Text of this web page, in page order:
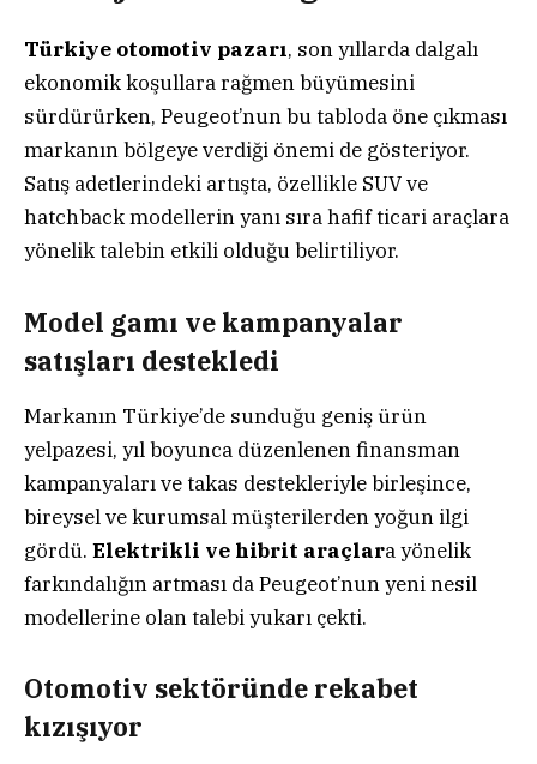
Türkiye otomotiv pazarı, son yıllarda dalgalı
ekonomik koşullara rağmen büyümesini
sürdürürken, Peugeot’nun bu tabloda öne çıkması
markanın bölgeye verdiği önemi de gösteriyor.
Satış adetlerindeki artışta, özellikle SUV ve
hatchback modellerin yanı sıra hafif ticari araçlara
yönelik talebin etkili olduğu belirtiliyor.
Model gamı ve kampanyalar
satışları destekledi
Markanın Türkiye’de sunduğu geniş ürün
yelpazesi, yıl boyunca düzenlenen finansman
kampanyaları ve takas destekleriyle birleşince,
bireysel ve kurumsal müşterilerden yoğun ilgi
gördü. Elektrikli ve hibrit araçlara yönelik
farkındalığın artması da Peugeot’nun yeni nesil
modellerine olan talebi yukarı çekti.
Otomotiv sektöründe rekabet
kızışıyor